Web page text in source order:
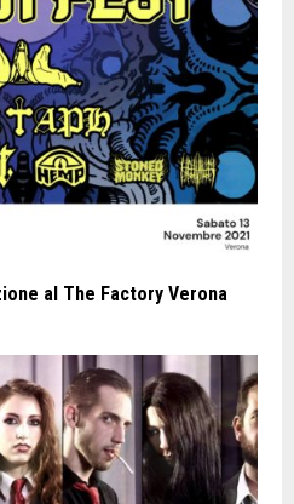
al The Factory Verona